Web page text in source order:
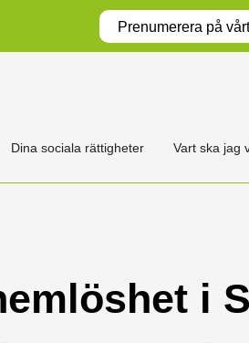
Prenumerera på
Dina sociala rättigheter Vart ska jag
i